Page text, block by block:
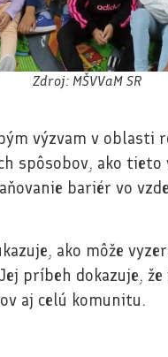
Zdroj: MŠVVaM SR
výzvam v oblasti
spôsobov, ako
bariér vo
ako môže
príbeh dokazuje,
aj celú komunitu.